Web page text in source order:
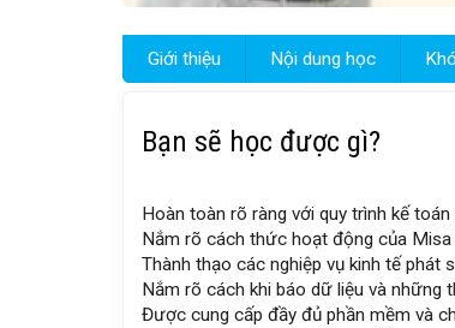
Giới thiệu Nội dung học
Bạn sẽ học được gì?
Hoàn toàn rõ ràng với quy trình kế
Nắm rõ cách thức hoạt động của Misa
Thành thạo các nghiệp vụ kinh tế phát
Nắm rõ cách khi báo dữ liệu và những
Được cung cấp đầy đủ phần mềm và